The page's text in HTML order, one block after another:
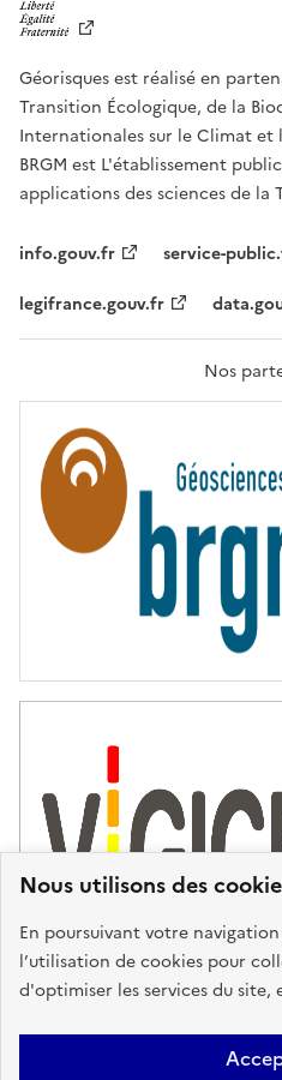
Nous utilisons des
En poursuivant votre
l’utilisation de cookies pour
d'optimiser les services du site,
Géorisques est réalisé en
Transition Écologique, de la
Internationales sur le Climat et
BRGM est L'établissement
applications des sciences de la
info.gouv.fr
service-
legifrance.gouv.fr
Nos
Plan du site Accessibilité :